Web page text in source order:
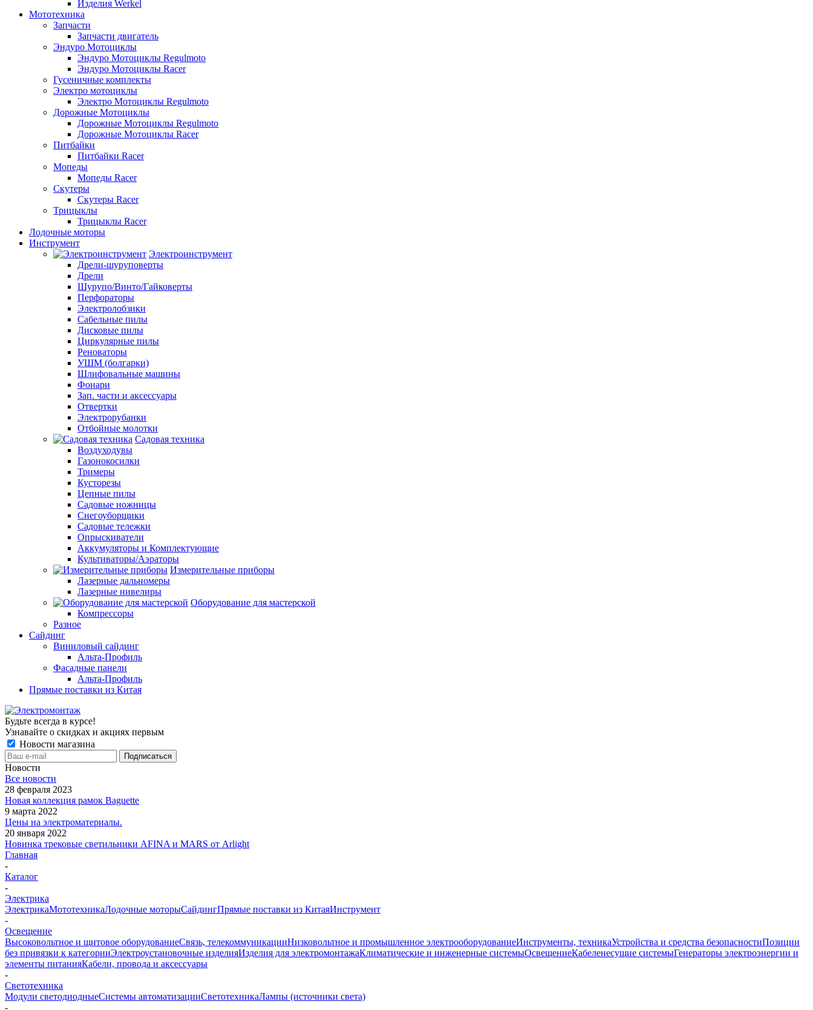
Изделия Werkel
Мототехника
Запчасти
Запчасти двигатель
Эндуро Мотоциклы
Эндуро Мотоциклы Regulmoto
Эндуро Мотоциклы Racer
Гусеничные комплекты
Электро мотоциклы
Электро Мотоциклы Regulmoto
Дорожные Мотоциклы
Дорожные Мотоциклы Regulmoto
Дорожные Мотоциклы Racer
Питбайки
Питбайки Racer
Мопеды
Мопеды Racer
Скутеры
Скутеры Racer
Трицыклы
Трицыклы Racer
Лодочные моторы
Инструмент
Электроинструмент
Дрели-шуруповерты
Дрели
Шурупо/Винто/Гайковерты
Перфораторы
Электролобзики
Сабельные пилы
Дисковые пилы
Циркулярные пилы
Реноваторы
УШМ (болгарки)
Шлифовальные машины
Фонари
Зап. части и аксессуары
Отвертки
Электрорубанки
Отбойные молотки
Садовая техника
Воздуходувы
Газонокосилки
Тримеры
Кусторезы
Цепные пилы
Садовые ножницы
Снегоуборщики
Садовые тележки
Опрыскиватели
Аккумуляторы и Комплектующие
Культиваторы/Аэраторы
Измерительные приборы
Лазерные дальномеры
Лазерные нивелиры
Оборудование для мастерской
Компрессоры
Разное
Сайдинг
Виниловый сайдинг
Альта-Профиль
Фасадные панели
Альта-Профиль
Прямые поставки из Китая
Будьте всегда в курсе!
Узнавайте о скидках и акциях первым
Новости магазина
Новости
Все новости
28 февраля 2023
Новая коллекция рамок Baguette
9 марта 2022
Цены на электроматериалы.
20 января 2022
Новинка трековые светильники AFINA и MARS от Arlight
Главная
-
Каталог
-
Электрика
ЭлектрикаМототехникаЛодочные моторыСайдингПрямые поставки из КитаяИнструмент
-
Освещение
Высоковольтное и щитовое оборудованиеСвязь, телекоммуникацииНизковольтное и промышленное электрооборудованиеИнструменты, техникаУстройства и средства безопасностиПозиции
без привязки к категорииЭлектроустановочные изделияИзделия для электромонтажаКлиматические и инженерные системыОсвещениеКабеленесущие системыГенераторы электроэнергии и
элементы питанияКабели, провода и аксессуары
-
Светотехника
Модули светодиодныеСистемы автоматизацииСветотехникаЛампы (источники света)
-